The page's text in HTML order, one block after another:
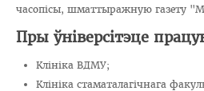
часопісы, шматтыражную газету
Пры ўніверсітэце
Клініка ВДМУ;
Клініка стаматалагічнага